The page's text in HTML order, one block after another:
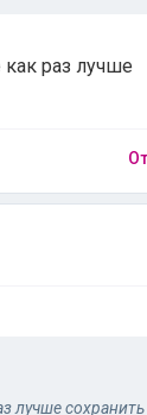
как раз лучше
лучше